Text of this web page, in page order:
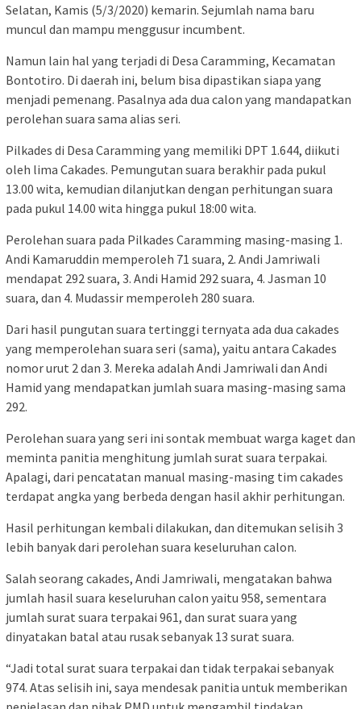
Selatan, Kamis (5/3/2020) kemarin. Sejumlah nama baru
muncul dan mampu menggusur incumbent.
Namun lain hal yang terjadi di Desa Caramming, Kecamatan
Bontotiro. Di daerah ini, belum bisa dipastikan siapa yang
menjadi pemenang. Pasalnya ada dua calon yang mandapatkan
perolehan suara sama alias seri.
Pilkades di Desa Caramming yang memiliki DPT 1.644, diikuti
oleh lima Cakades. Pemungutan suara berakhir pada pukul
13.00 wita, kemudian dilanjutkan dengan perhitungan suara
pada pukul 14.00 wita hingga pukul 18:00 wita.
Perolehan suara pada Pilkades Caramming masing-masing 1.
Andi Kamaruddin memperoleh 71 suara, 2. Andi Jamriwali
mendapat 292 suara, 3. Andi Hamid 292 suara, 4. Jasman 10
suara, dan 4. Mudassir memperoleh 280 suara.
Dari hasil pungutan suara tertinggi ternyata ada dua cakades
yang memperolehan suara seri (sama), yaitu antara Cakades
nomor urut 2 dan 3. Mereka adalah Andi Jamriwali dan Andi
Hamid yang mendapatkan jumlah suara masing-masing sama
292.
Perolehan suara yang seri ini sontak membuat warga kaget dan
meminta panitia menghitung jumlah surat suara terpakai.
Apalagi, dari pencatatan manual masing-masing tim cakades
terdapat angka yang berbeda dengan hasil akhir perhitungan.
Hasil perhitungan kembali dilakukan, dan ditemukan selisih 3
lebih banyak dari perolehan suara keseluruhan calon.
Salah seorang cakades, Andi Jamriwali, mengatakan bahwa
jumlah hasil suara keseluruhan calon yaitu 958, sementara
jumlah surat suara terpakai 961, dan surat suara yang
dinyatakan batal atau rusak sebanyak 13 surat suara.
“Jadi total surat suara terpakai dan tidak terpakai sebanyak
974. Atas selisih ini, saya mendesak panitia untuk memberikan